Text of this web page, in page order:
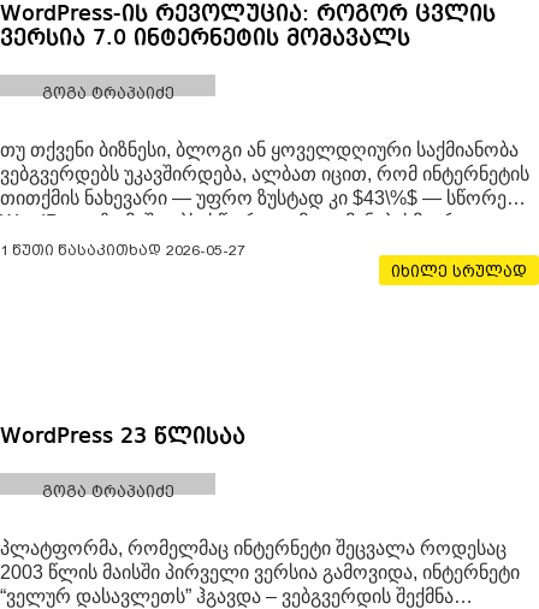
WordPress-ის რევოლუცია: როგორ ცვლის
ვერსია 7.0 ინტერნეტის მომავალს
გოგა ტრაპაიძე
თუ თქვენი ბიზნესი, ბლოგი ან ყოველდღიური საქმიანობა
ვებგვერდებს უკავშირდება, ალბათ იცით, რომ ინტერნეტის
თითქმის ნახევარი — უფრო ზუსტად კი $43\%$ — სწორედ
WordPress-ზე მუშაობს. სწორედ ამიტომ, ნებისმიერი
მასშტაბური ცვლილება ამ პლატფორმაზე მთელი
1 წუთი წასაკითხად 2026-05-27
იხილე სრულად
WordPress 23 წლისაა
გოგა ტრაპაიძე
პლატფორმა, რომელმაც ინტერნეტი შეცვალა როდესაც
2003 წლის მაისში პირველი ვერსია გამოვიდა, ინტერნეტი
“ველურ დასავლეთს” ჰგავდა – ვებგვერდის შექმნა